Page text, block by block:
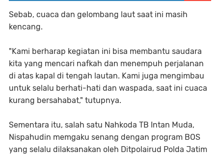
Sebab, cuaca dan gelombang laut saat ini masih
kencang.
"Kami berharap kegiatan ini bisa membantu saudara
kita yang mencari nafkah dan menempuh perjalanan
di atas kapal di tengah lautan. Kami juga mengimbau
untuk selalu berhati-hati dan waspada, saat ini cuaca
kurang bersahabat," tutupnya.
Sementara itu, salah satu Nahkoda TB Intan Muda,
Nispahudin memgaku senang dengan program BOS
yang selalu dilaksanakan oleh Ditpolairud Polda Jatim